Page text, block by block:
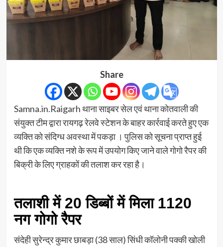
Share
Samna.in.Raigarh थाना साइबर सेल एवं थाना कोतवाली की
संयुक्त टीम द्वारा रायगढ़ रेलवे स्टेशन के बाहर कार्रवाई करते हुए एक
व्यक्ति को संदिग्ध अवस्था में पकड़ा । पुलिस को सूचना प्राप्त हुई
थी कि एक व्यक्ति नशे के रूप में उपयोग किए जाने वाले गोगो रैपर की
बिक्री के लिए ग्राहकों की तलाश कर रहा है।
तलाशी में 20 डिब्बों में मिला 1120
नग गोगो रैपर
संदेही सुरेन्द्र कुमार छाबड़ा (38 साल) सिंधी कॉलोनी पक्की खोली